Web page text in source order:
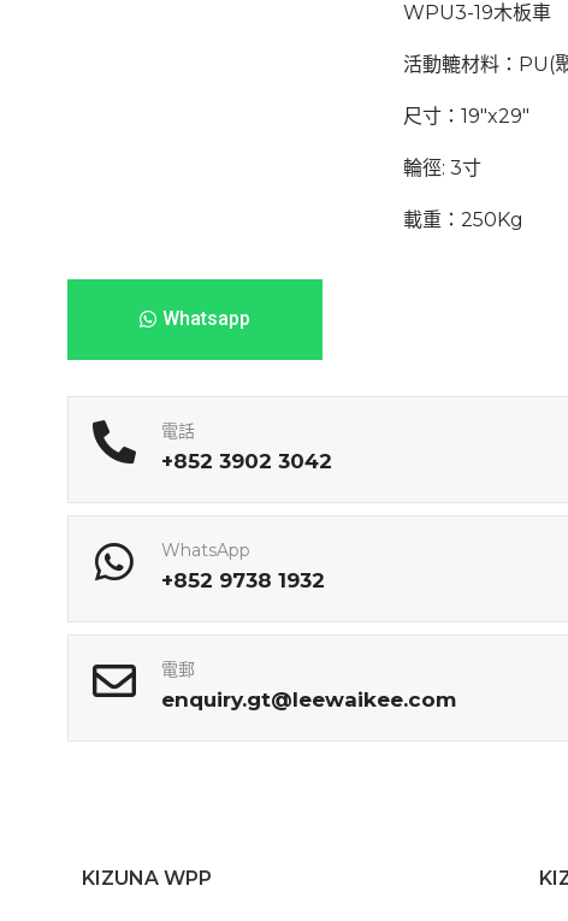
WPU3-19木板車
活動轆材料： PU(
尺寸：19″x29″
輪徑: 3寸
載重：250Kg
Whatsapp
電話
+852 3902 3042
WhatsApp
+852 9738 1932
電郵
enquiry.gt@leewaikee.com
KIZUNA WPP